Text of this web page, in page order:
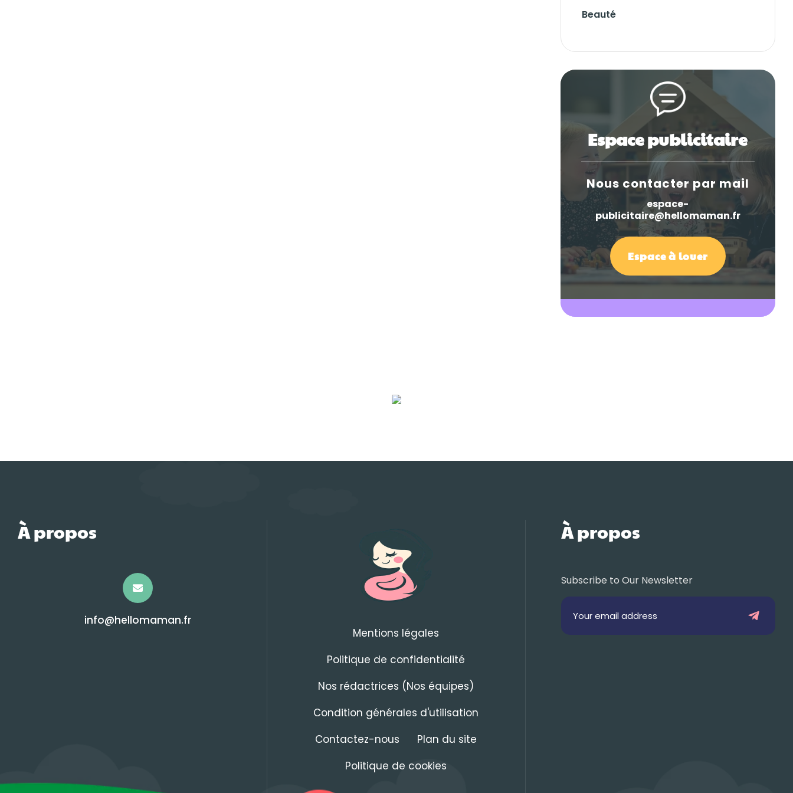
Beauté
Espace publicitaire
Nous contacter par mail
espace-
publicitaire@hellomaman.fr
Espace à louer
À propos
info@hellomaman.fr
Mentions légales
Politique de confidentialité
Nos rédactrices (Nos équipes)
Condition générales d'utilisation
Contactez-nous
Plan du site
Politique de cookies
À propos
Subscribe to Our Newsletter